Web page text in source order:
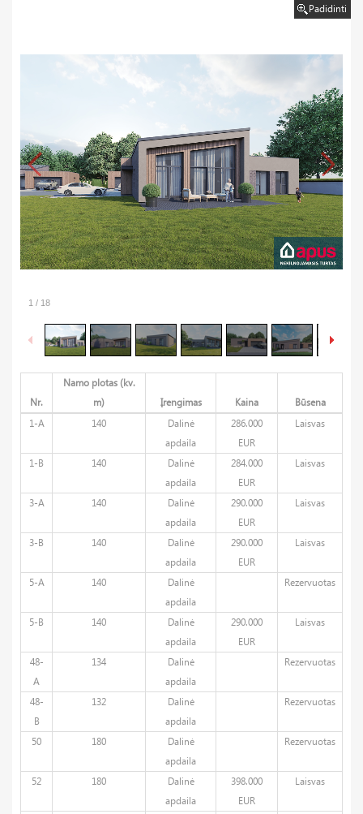
Padidinti
1 / 18
Nr.
Namo plotas (kv.
m)
Įrengimas Kaina
Būsena
1-A
140
Dalinė
apdaila
286.000
EUR
Laisvas
1-B 140
Dalinė
apdaila
284.000
EUR
Laisvas
3-A 140
Dalinė
apdaila
290.000
EUR
Laisvas
3-B 140
Dalinė
apdaila
290.000
EUR
Laisvas
5-A 140
Dalinė
apdaila
Rezervuotas
5-B 140
Dalinė
apdaila
290.000
EUR
Laisvas
48-
A
134
Dalinė
apdaila
Rezervuotas
48-
B
132
Dalinė
apdaila
Rezervuotas
50 180
Dalinė
apdaila
Rezervuotas
52 180
Dalinė
apdaila
398.000
EUR
Laisvas